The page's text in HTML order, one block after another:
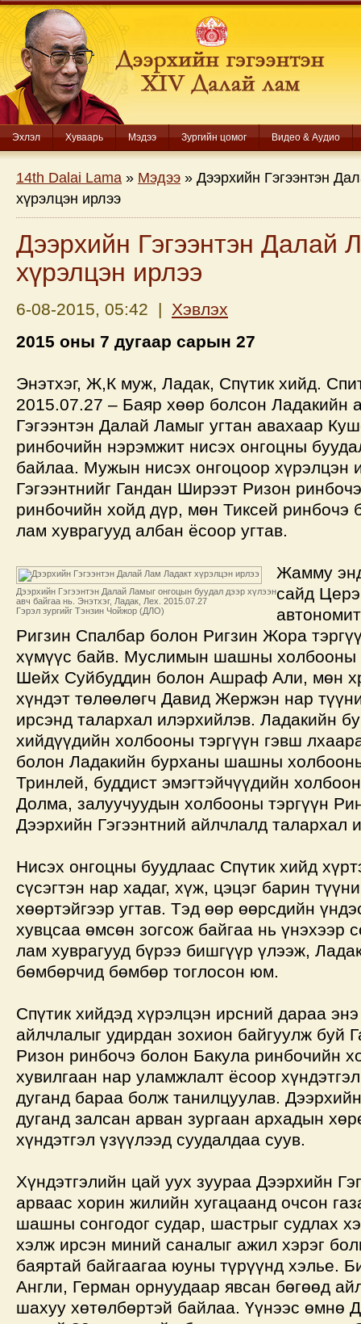
Эхлэл Хуваарь Мэдээ Зургийн цомог Видео & Аудио
14th Dalai Lama » Мэдээ » Дээрхийн Гэгээнтэн
хүрэлцэн ирлээ
Дээрхийн Гэгээнтэн Далай
хүрэлцэн ирлээ
6-08-2015, 05:42 | Хэвлэх
2015 оны 7 дугаар сарын 27
Энэтхэг, Ж,К муж, Ладак, Спүтик хийд.
2015.07.27 – Баяр хөөр болсон Ладакийн
Гэгээнтэн Далай Ламыг угтан авахаар
ринбочийн нэрэмжит нисэх онгоцны
байлаа. Мужын нисэх онгоцоор хүрэлцэн
Гэгээнтнийг Гандан Ширээт Ризон
ринбочийн хойд дүр, мөн Тиксей ринбочэ
лам хуврагууд албан ёсоор угтав.
Дээрхийн Гэгээнтэн Далай Ламыг онгоцын буудал дээр хүлээн
авч байгаа нь. Энэтхэг, Ладак, Лех. 2015.07.27
Гэрэл зургийг Тэнзин Чойжор (ДЛО)
Жамму
сайд
Ригзин Спалбар болон Ригзин Жора
хүмүүс байв. Муслимын шашны холбооны
Шейх Суйбуддин болон Ашраф Али, мөн
хүндэт төлөөлөгч Давид Жержэн нар
ирсэнд талархал илэрхийлэв. Ладакийн
хийдүүдийн холбооны тэргүүн гэвш
болон Ладакийн бурханы шашны
Тринлей, буддист эмэгтэйчүүдийн
Долма, залуучуудын холбооны тэргүүн
Дээрхийн Гэгээнтний айлчлалд талархал
Нисэх онгоцны буудлаас Спүтик хийд
сүсэгтэн нар хадаг, хүж, цэцэг барин
хөөртэйгээр угтав. Тэд өөр өөрсдийн
хувцсаа өмсөн зогсож байгаа нь үнэхээр
лам хуврагууд бүрээ бишгүүр үлээж,
бөмбөрчид бөмбөр тоглосон юм.
Спүтик хийдэд хүрэлцэн ирсний дараа
айлчлалыг удирдан зохион байгуулж буй
Ризон ринбочэ болон Бакула ринбочийн
хувилгаан нар уламжлалт ёсоор
дуганд бараа болж танилцуулав.
дуганд залсан арван зургаан архадын
хүндэтгэл үзүүлээд суудалдаа суув.
Хүндэтгэлийн цай уух зуураа Дээрхийн
арваас хорин жилийн хугацаанд очсон
шашны сонгодог судар, шастрыг судлах
хэлж ирсэн миний саналыг ажил хэрэг
баяртай байгаагаа юуны түрүүнд хэлье.
Англи, Герман орнуудаар явсан бөгөөд
шахуу хөтөлбөртэй байлаа. Үүнээс өмнө